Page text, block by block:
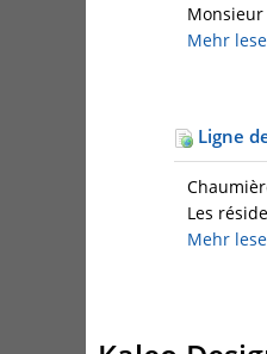
Mehr
Ligne
Les
Mehr